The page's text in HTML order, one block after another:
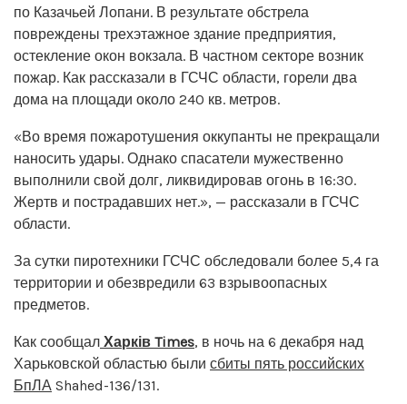
по Казачьей Лопани. В результате обстрела
повреждены трехэтажное здание предприятия,
остекление окон вокзала. В частном секторе возник
пожар. Как рассказали в ГСЧС области, горели два
дома на площади около 240 кв. метров.
«Во время пожаротушения оккупанты не прекращали
наносить удары. Однако спасатели мужественно
выполнили свой долг, ликвидировав огонь в 16:30.
Жертв и пострадавших нет.», — рассказали в ГСЧС
области.
За сутки пиротехники ГСЧС обследовали более 5,4 га
территории и обезвредили 63 взрывоопасных
предметов.
Как сообщал Харків Times, в ночь на 6 декабря над
Харьковской областью были сбиты пять российских
БпЛА Shahed-136/131.